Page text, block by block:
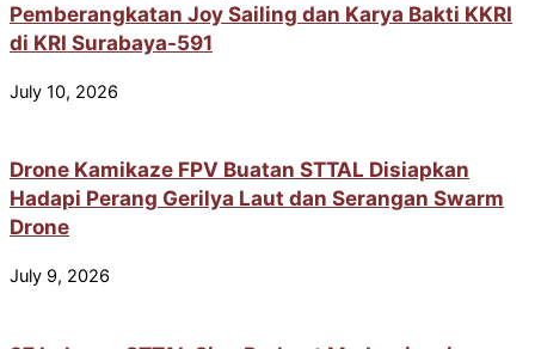
Pemberangkatan Joy Sailing dan Karya Bakti KKRI
di KRI Surabaya-591
July 10, 2026
Drone Kamikaze FPV Buatan STTAL Disiapkan
Hadapi Perang Gerilya Laut dan Serangan Swarm
Drone
July 9, 2026